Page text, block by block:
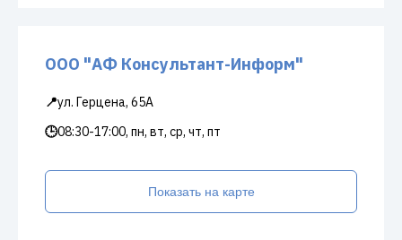
ООО "АФ Консультант-Информ"
📍ул. Герцена, 65А
🕒08:30-17:00, пн, вт, ср, чт, пт
Показать на карте